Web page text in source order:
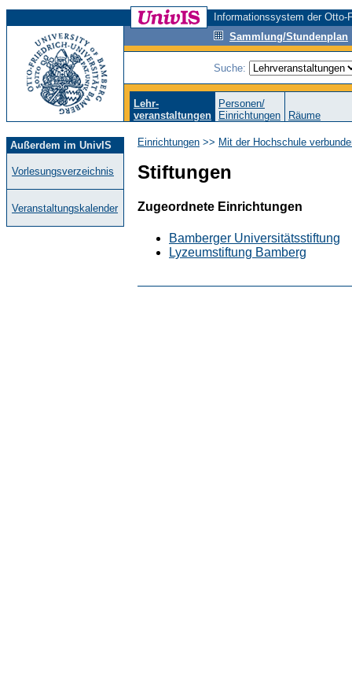
Informationssystem der
Sammlung/Stundenplan
Suche:
Lehr-
veranstaltungen
Personen/
Einrichtungen
Räume
Außerdem im UnivIS
Vorlesungsverzeichnis
Veranstaltungskalender
Einrichtungen >> Mit der Hochschule
Stiftungen
Zugeordnete Einrichtungen
Bamberger Universitätsstiftung
Lyzeumstiftung Bamberg